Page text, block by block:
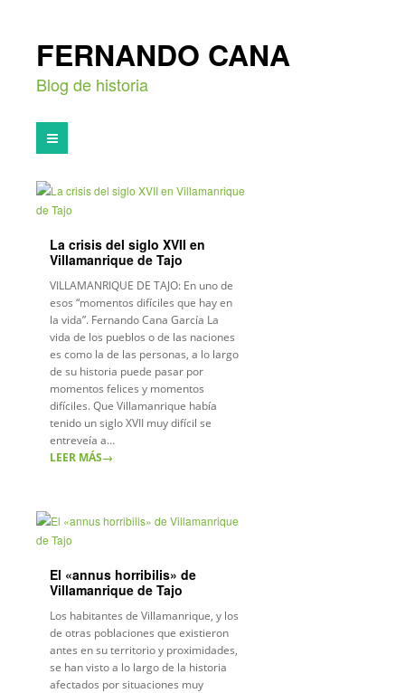
FERNANDO CANA
Blog de historia
La crisis del siglo XVII en
Villamanrique de Tajo
VILLAMANRIQUE DE TAJO: En uno de
esos “momentos difíciles que hay en
la vida”. Fernando Cana García La
vida de los pueblos o de las naciones
es como la de las personas, a lo largo
de su historia puede pasar por
momentos felices y momentos
difíciles. Que Villamanrique había
tenido un siglo XVII muy difícil se
entreveía a…
LEER MÁS→
El «annus horribilis» de
Villamanrique de Tajo
Los habitantes de Villamanrique, y los
de otras poblaciones que existieron
antes en su territorio y proximidades,
se han visto a lo largo de la historia
afectados por situaciones muy